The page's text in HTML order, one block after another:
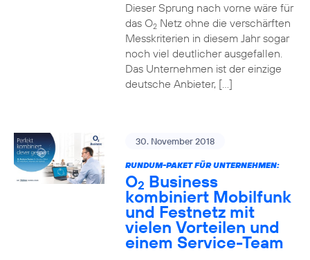
Dieser Sprung nach vorne wäre für
das O2Netz ohne die verschärften
Messkriterien in diesem Jahr sogar
noch viel deutlicher ausgefallen.
Das Unternehmen ist der einzige
deutsche Anbieter, […]
30. November 2018
RUNDUM-PAKET FÜR UNTERNEHMEN:
O2 Business
kombiniert Mobilfunk
und Festnetz mit
vielen Vorteilen und
einem Service-Team